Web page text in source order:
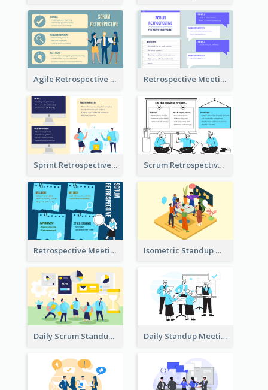
Agile Retrospective Template Retrospective Meeting Questions
Sprint Retrospective Illustration Scrum Retrospective Meeting Illustration
Retrospective Meeting Ideas Isometric Standup Meeting Illustration
Daily Scrum Standup Meeting Illustration Daily Standup Meeting Illustration